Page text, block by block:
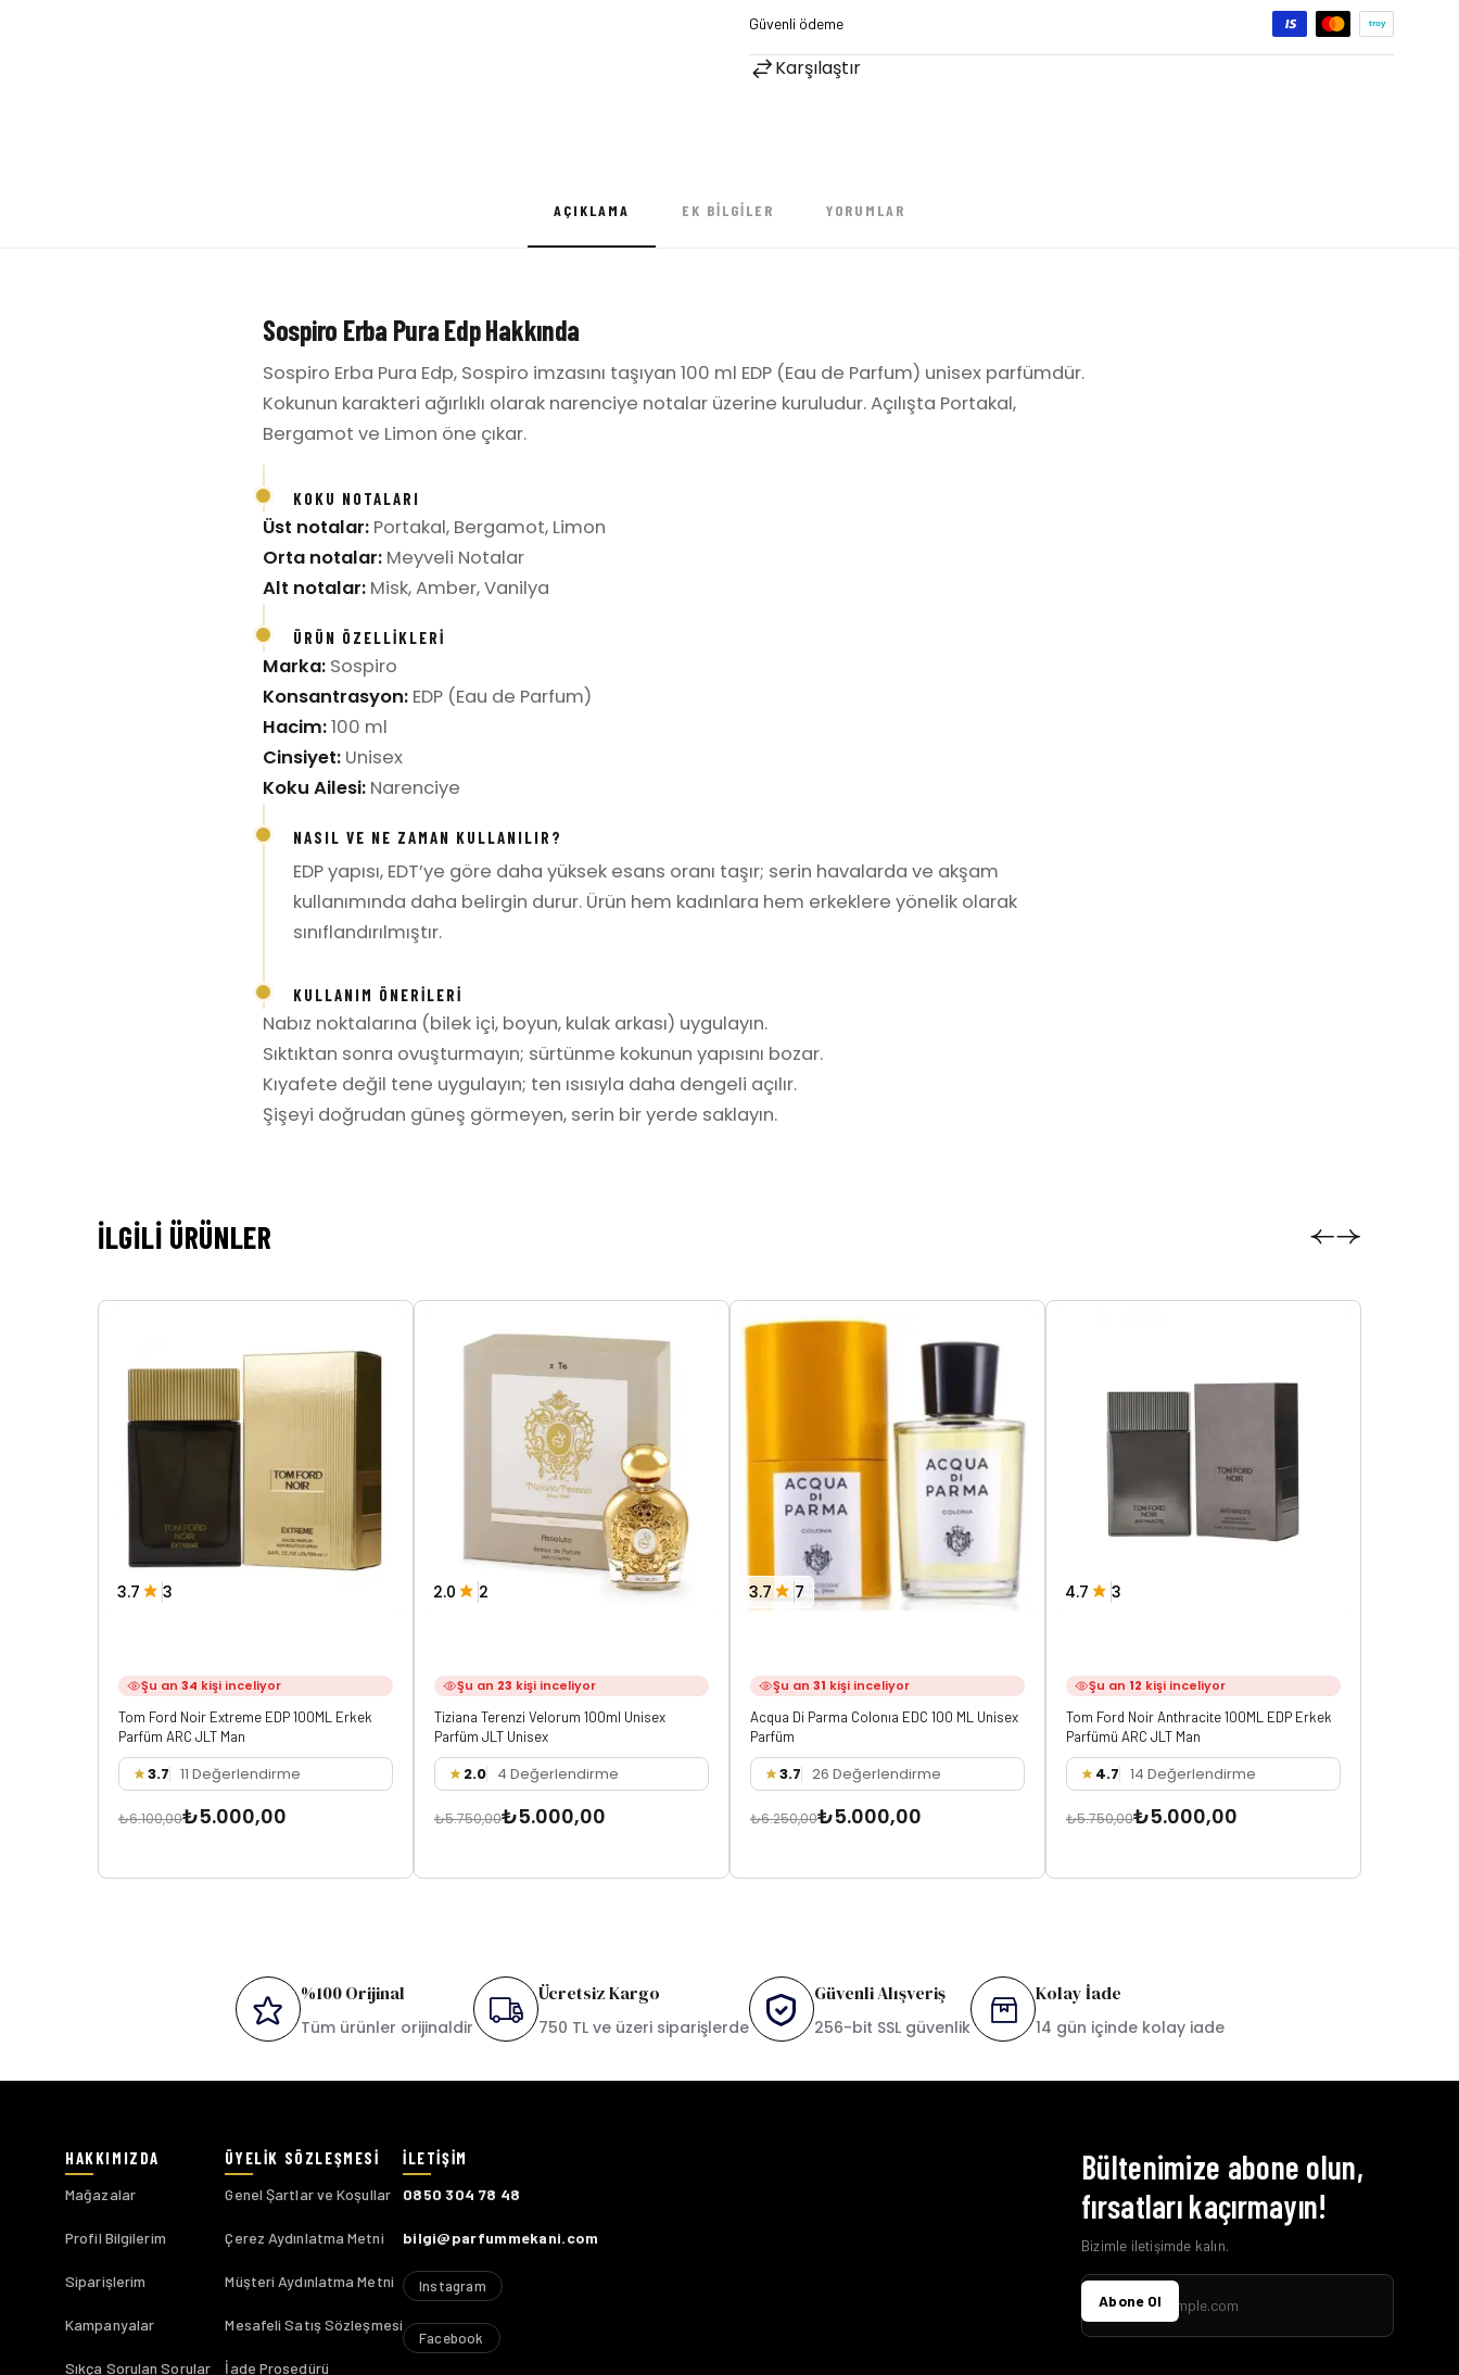
Karşılaştır
AÇIKLAMA EK BILGILER YORUMLAR
Sospiro Erba Pura Edp Hakkında
Sospiro Erba Pura Edp, Sospiro imzasını taşıyan 100 ml EDP (Eau de Parfum) unisex parfümdür.
Kokunun karakteri ağırlıklı olarak narenciye notalar üzerine kuruludur. Açılışta Portakal,
Bergamot ve Limon öne çıkar.
KOKU NOTALARI
Üst notalar: Portakal, Bergamot, Limon
Orta notalar: Meyveli Notalar
Alt notalar: Misk, Amber, Vanilya
ÜRÜN ÖZELLIKLERI
Marka: Sospiro
Konsantrasyon: EDP (Eau de Parfum)
Hacim:100 ml
Cinsiyet: Unisex
Koku Ailesi: Narenciye
NASIL VE NE ZAMAN KULLANILIR?
EDP yapısı, EDT’ye göre daha yüksek esans oranı taşır; serin havalarda ve akşam
kullanımında daha belirgin durur. Ürün hem kadınlara hem erkeklere yönelik olarak
sınıflandırılmıştır.
KULLANIM ÖNERILERI
Nabız noktalarına (bilek içi, boyun, kulak arkası) uygulayın.
Sıktıktan sonra ovuşturmayın; sürtünme kokunun yapısını bozar.
Kıyafete değil tene uygulayın; ten ısısıyla daha dengeli açılır.
Şişeyi doğrudan güneş görmeyen, serin bir yerde saklayın.
İLGILI ÜRÜNLER
3.7 3
Şu an 34 kişi inceliyor
Tom Ford Noir Extreme EDP 100ML Erkek
Parfüm ARC JLT Man
3.7 11 Değerlendirme
₺6.100,00₺5.000,00
2.0 2
Şu an 23 kişi inceliyor
Tiziana Terenzi Velorum 100ml Unisex
Parfüm JLT Unisex
2.0 4 Değerlendirme
₺5.750,00₺5.000,00
3.7 7
Şu an 31 kişi inceliyor
Acqua Di Parma Colonıa EDC 100 ML Unisex
Parfüm
3.7 26 Değerlendirme
₺6.250,00₺5.000,00
4.7 3
Şu an 12 kişi inceliyor
Tom Ford Noir Anthracite 100ML EDP Erkek
Parfümü ARC JLT Man
4.7 14 Değerlendirme
₺5.750,00₺5.000,00
%100 Orijinal
Tüm ürünler orijinaldir
Ücretsiz Kargo
750 TL ve üzeri siparişlerde
Güvenli Alışveriş
256-bit SSL güvenlik
Kolay İade
14 gün içinde kolay iade
Mağazalar
Profil Bilgilerim
Siparişlerim
Kampanyalar
Sıkça Sorulan Sorular
Genel Şartlar ve Koşullar
Çerez Aydınlatma Metni
Müşteri Aydınlatma Metni
Mesafeli Satış Sözleşmesi
İade Prosedürü
0850 304 78 48
bilgi@parfummekani.com
Instagram
Facebook
Bültenimize abone olun,
fırsatları kaçırmayın!
Bizimle iletişimde kalın.
Abone Ol